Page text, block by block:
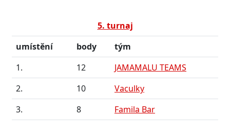
5. turnaj
umístění
body
tým
1.
12
JAMAMALU TEAMS
2.
10
Vaculky
3.
8 Famila Bar